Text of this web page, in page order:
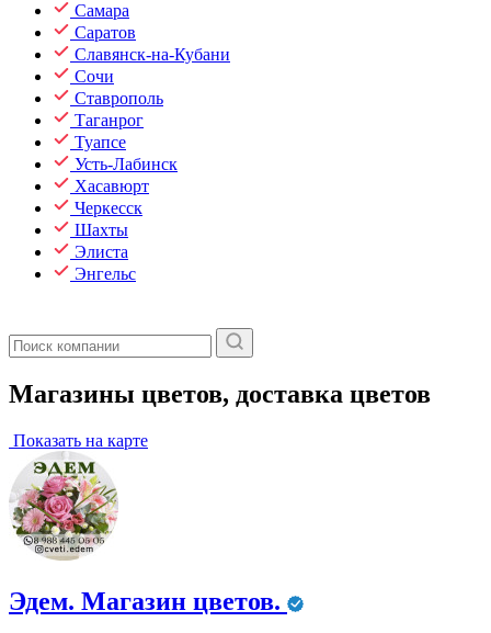
Самара
Саратов
Славянск-на-Кубани
Сочи
Ставрополь
Таганрог
Туапсе
Усть-Лабинск
Хасавюрт
Черкесск
Шахты
Элиста
Энгельс
Магазины цветов, доставка цветов
Показать на карте
Эдем. Магазин цветов.